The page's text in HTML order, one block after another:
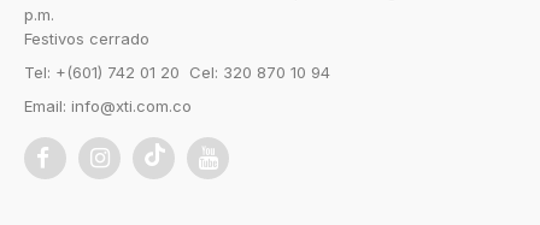
p.m.
Festivos cerrado
Tel: +(601) 742 01 20 Cel: 320 870 10 94
Email: info@xti.com.co